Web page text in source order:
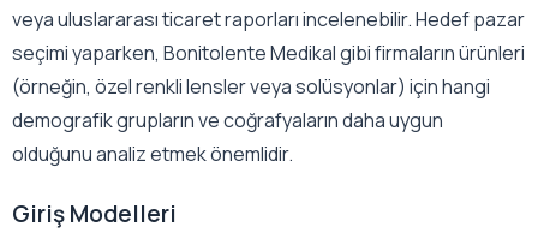
veya uluslararası ticaret raporları incelenebilir. Hedef pazar
seçimi yaparken, Bonitolente Medikal gibi firmaların ürünleri
(örneğin, özel renkli lensler veya solüsyonlar) için hangi
demografik grupların ve coğrafyaların daha uygun
olduğunu analiz etmek önemlidir.
Giriş Modelleri